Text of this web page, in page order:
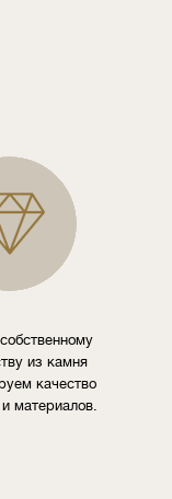
из камня
качество
материалов.